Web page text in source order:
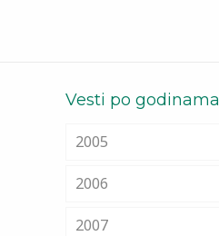
Vesti po godinama
2005
2006
2007